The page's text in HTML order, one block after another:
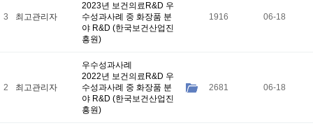
3 최고관리자
2023년 보건의료R&D 우
수성과사례 중 화장품 분
야 R&D (한국보건산업진
흥원)
1916 06-18
2 최고관리자
우수성과사례
2022년 보건의료R&D 우
수성과사례 중 화장품 분
야 R&D (한국보건산업진
흥원)
2681 06-18